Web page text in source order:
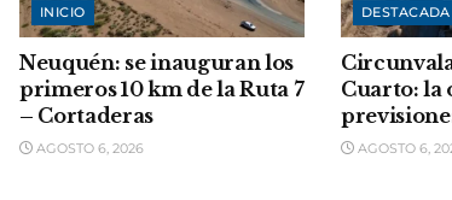
INICIO
Neuquén: se inauguran los
primeros 10 km de la Ruta 7
– Cortaderas
AGOSTO 6, 2026
DESTACADA
Cuarto: la
AGOSTO 6,